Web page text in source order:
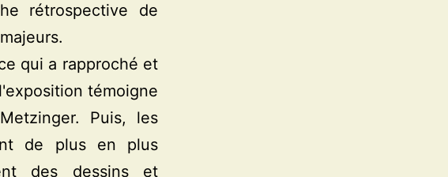
rétrospective de
qui a rapproché et
témoigne
Puis, les
de plus en plus
des dessins et